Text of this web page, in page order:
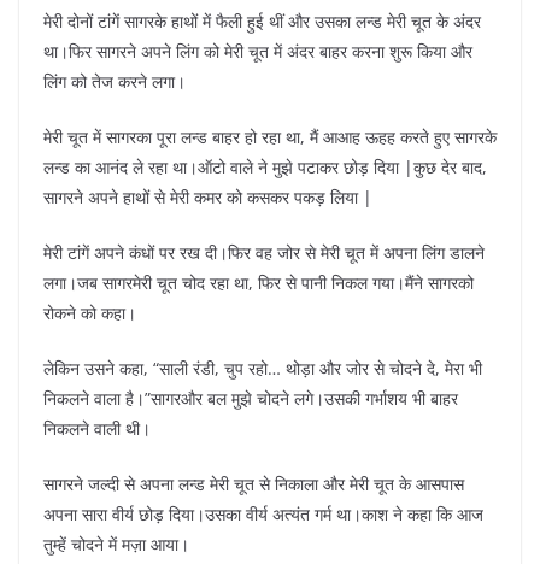
मेरी दोनों टांगें सागरके हाथों में फैली हुई थीं और उसका लन्ड मेरी चूत के अंदर
था।फिर सागरने अपने लिंग को मेरी चूत में अंदर बाहर करना शुरू किया और
लिंग को तेज करने लगा।
मेरी चूत में सागरका पूरा लन्ड बाहर हो रहा था, मैं आआह ऊहह करते हुए सागरके
लन्ड का आनंद ले रहा था।ऑटो वाले ने मुझे पटाकर छोड़ दिया |कुछ देर बाद,
सागरने अपने हाथों से मेरी कमर को कसकर पकड़ लिया |
मेरी टांगें अपने कंधों पर रख दी।फिर वह जोर से मेरी चूत में अपना लिंग डालने
लगा।जब सागरमेरी चूत चोद रहा था, फिर से पानी निकल गया।मैंने सागरको
रोकने को कहा।
लेकिन उसने कहा, “साली रंडी, चुप रहो… थोड़ा और जोर से चोदने दे, मेरा भी
निकलने वाला है।”सागरऔर बल मुझे चोदने लगे।उसकी गर्भाशय भी बाहर
निकलने वाली थी।
सागरने जल्दी से अपना लन्ड मेरी चूत से निकाला और मेरी चूत के आसपास
अपना सारा वीर्य छोड़ दिया।उसका वीर्य अत्यंत गर्म था।काश ने कहा कि आज
तुम्हें चोदने में मज़ा आया।